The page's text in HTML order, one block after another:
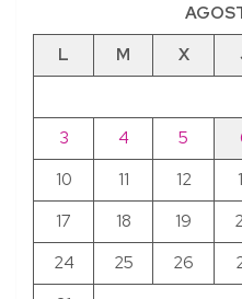
L
M X
3
4 5
10
11 12
17
18 19
24
25 26